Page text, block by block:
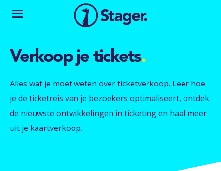
Verkoop je tickets.
Alles wat je moet weten over ticketverkoop. Leer hoe
je de ticketreis van je bezoekers optimaliseert, ontdek
de nieuwste ontwikkelingen in ticketing en haal meer
uit je kaartverkoop.